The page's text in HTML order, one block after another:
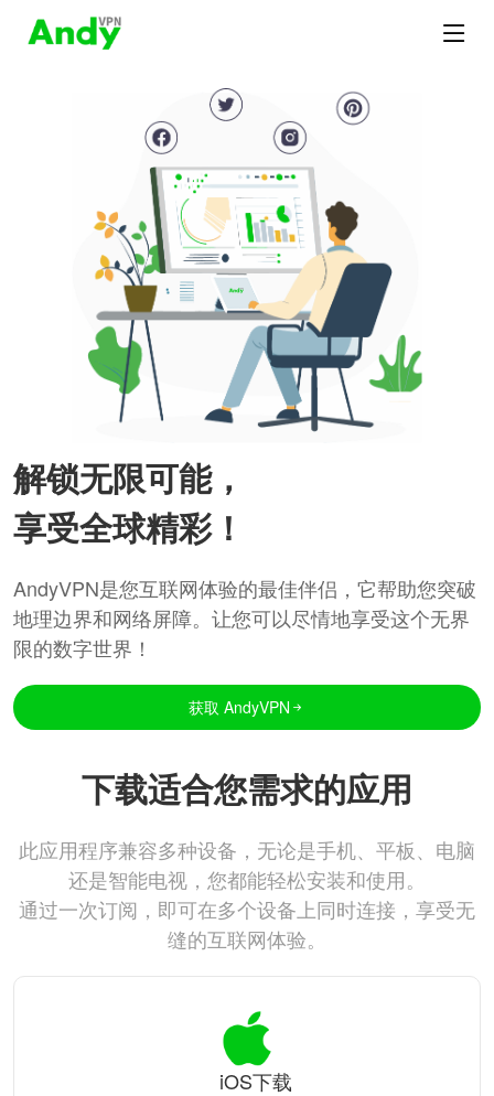
解锁无限可能，
享受全球精彩！
AndyVPN是您互联网体验的最佳伴侣，它帮助您突破
地理边界和网络屏障。让您可以尽情地享受这个无界
限的数字世界！
获取 AndyVPN
下载适合您需求的应用
此应用程序兼容多种设备，无论是手机、平板、电脑
还是智能电视，您都能轻松安装和使用。
通过一次订阅，即可在多个设备上同时连接，享受无
缝的互联网体验。
iOS下载